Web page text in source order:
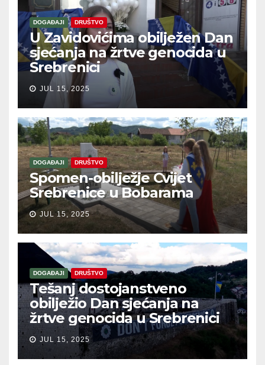
DOGAĐAJI DRUŠTVO
U Zavidovićima obilježen Dan
sjećanja na žrtve genocida u
Srebrenici
JUL 15, 2025
DOGAĐAJI DRUŠTVO
Spomen-obilježje Cvijet
Srebrenice u Bobarama
JUL 15, 2025
DOGAĐAJI DRUŠTVO
Tešanj dostojanstveno
obilježio Dan sjećanja na
žrtve genocida u Srebrenici
JUL 15, 2025